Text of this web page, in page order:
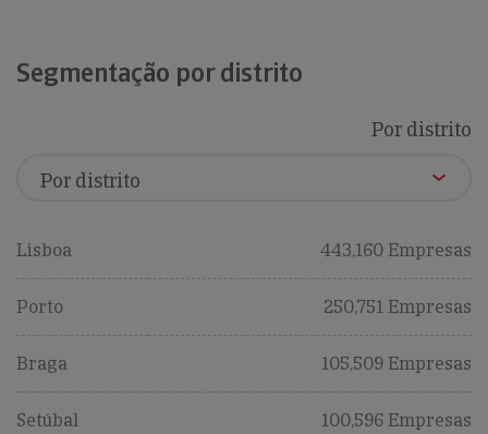
Segmentação por distrito
Por distrito
Lisboa 443,160 Empresas
Porto 250,751 Empresas
Braga 105,509 Empresas
Setúbal 100,596 Empresas